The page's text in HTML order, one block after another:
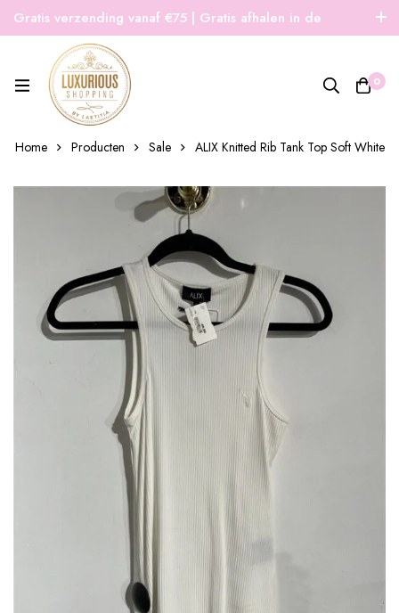
Gratis verzending vanaf €75 | Gratis afhalen in de
winkel | Snelle verzending
0
Home Producten Sale ALIX Knitted Rib Tank Top Soft White